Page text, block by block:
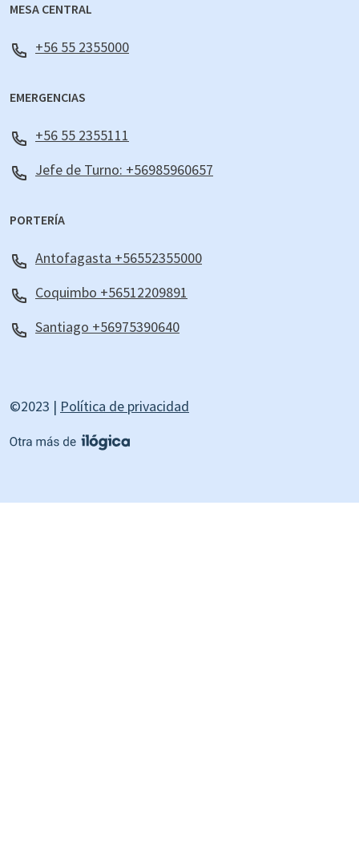
MESA CENTRAL
+56 55 2355000
EMERGENCIAS
+56 55 2355111
Jefe de Turno: +56985960657
PORTERÍA
Antofagasta +56552355000
Coquimbo +56512209891
Santiago +56975390640
©2023 | Política de privacidad